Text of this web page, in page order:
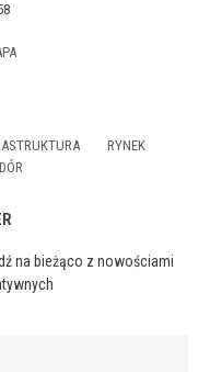
RYNEK
na bieżąco z nowościami